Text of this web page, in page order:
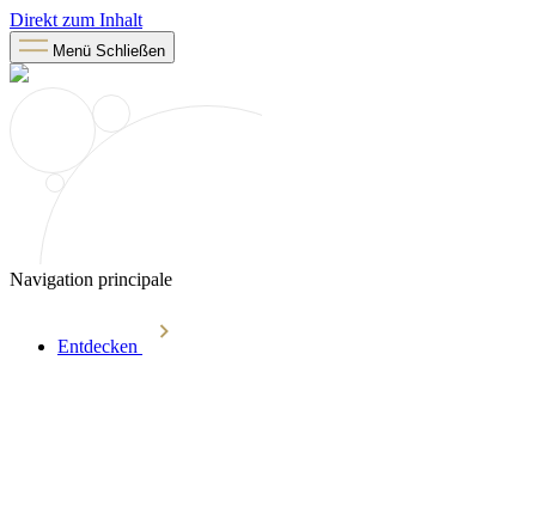
Direkt zum Inhalt
Menü Schließen
Navigation principale
Entdecken